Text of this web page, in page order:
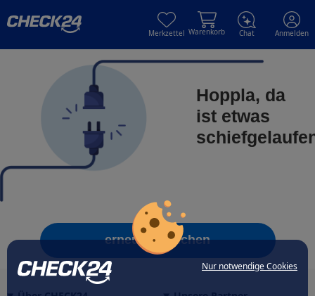
Nur notwendige Cookies
Merkzettel Warenkorb Chat Anmelden
Hoppla, da
ist etwas
erneut versuchen